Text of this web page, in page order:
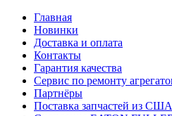
Главная
Новинки
Доставка и оплата
Контакты
Гарантия качества
Сервис по ремонту
Партнёры
Поставка запчастей